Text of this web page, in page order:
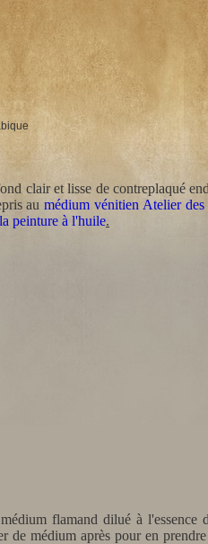
clair et lisse de contreplaqué
aumédium vénitien Atelier des
peinture à l'huile.
flamand dilué à l'essence
de médium après pour en